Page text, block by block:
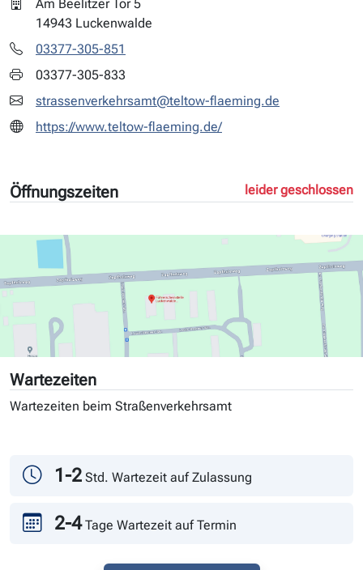
Am Beelitzer Tor 5
14943 Luckenwalde
03377-305-851
03377-305-833
strassenverkehrsamt@teltow-flaeming.de
https://www.teltow-flaeming.de/
Öffnungszeiten leider geschlossen
Wartezeiten
Wartezeiten beim Straßenverkehrsamt
Andrang
1-2 Std. Wartezeit auf Zulassung
2-4 Tage Wartezeit auf Termin